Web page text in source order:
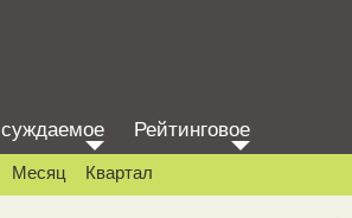
Рейтинговое
Месяц Квартал